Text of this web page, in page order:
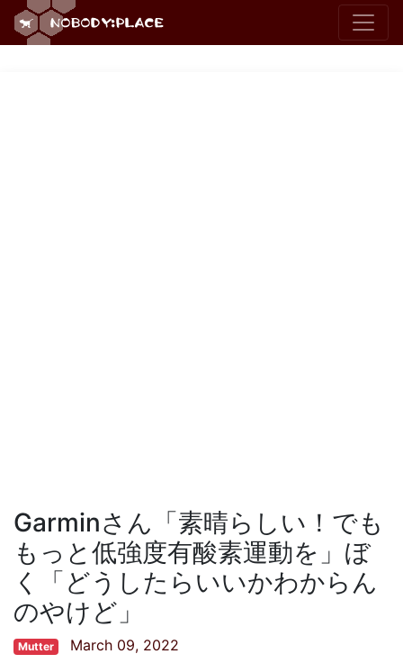
Garminさん「素晴らしい！でも
もっと低強度有酸素運動を」ぼ
く「どうしたらいいかわからん
のやけど」
Mutter March 09, 2022